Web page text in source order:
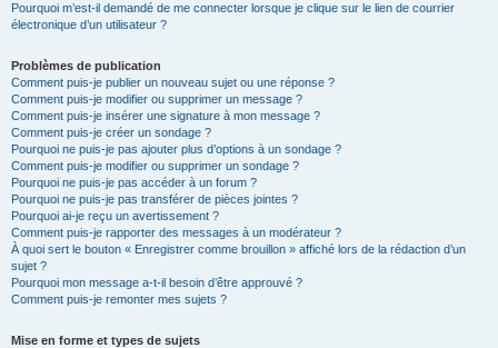
Pourquoi m’est-il demandé de me connecter lorsque je clique sur le lien de courrier
électronique d’un utilisateur ?
Problèmes de publication
Comment puis-je publier un nouveau sujet ou une réponse ?
Comment puis-je modifier ou supprimer un message ?
Comment puis-je insérer une signature à mon message ?
Comment puis-je créer un sondage ?
Pourquoi ne puis-je pas ajouter plus d’options à un sondage ?
Comment puis-je modifier ou supprimer un sondage ?
Pourquoi ne puis-je pas accéder à un forum ?
Pourquoi ne puis-je pas transférer de pièces jointes ?
Pourquoi ai-je reçu un avertissement ?
Comment puis-je rapporter des messages à un modérateur ?
À quoi sert le bouton « Enregistrer comme brouillon » affiché lors de la rédaction d’un
sujet ?
Pourquoi mon message a-t-il besoin d’être approuvé ?
Comment puis-je remonter mes sujets ?
Mise en forme et types de sujets